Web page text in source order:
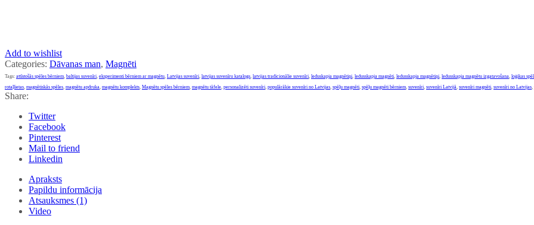
Add to wishlist
Categories: Dāvanas man, Magnēti
Tags: attīstošās spēles bērniem baltijas suvenīri eksperimenti bērniem ar magnētu Latvijas suvenīri latvijas suvenīru katalogs latvijas tradicionālie suvenīri leduskapja magnētiņi ledusskapja magnēti ledusskapja magnētiņi ledusskapja magnētu izgatavošana loģikas
rotaļlietas magnētiskās spēles magnētu apdruka magnētu komplekts Magnētu spēles bērniem magnētu tāfele personalizēti suvenīri populārākie suvenīri no Latvijas spēļu magnēti spēļu magnēti bērniem suvenīri suvenīri Latvijā suvenīri magnēti suvenīri no Latvijas
Share:
Twitter
Facebook
Pinterest
Mail to friend
Linkedin
Apraksts
Papildu informācija
Atsauksmes (1)
Video